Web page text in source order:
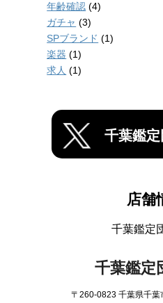
年齢確認 (4)
ガチャ (3)
SPブランド (1)
楽器 (1)
求人 (1)
千葉鑑
店舗
千葉鑑定
千葉鑑定
〒260-0823 千葉県千葉